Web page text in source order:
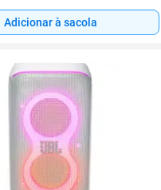
Adicionar à sacola